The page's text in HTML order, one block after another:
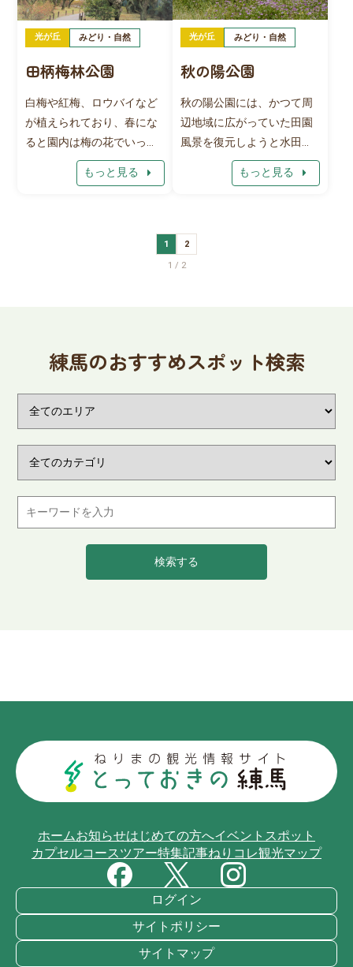
す。このヤナギは「焼け弁
天様」の伝説に出てくるい
根元から湧水がこんこんと
は、四季を通じて、付近の
人たちの憩いの場となって
います。
なっています。
光が丘 みどり・自然
田柄梅林公園
白梅や紅梅、ロウバイなど
が植えられており、春にな
ると園内は梅の花でいっぱ
いになります。桜よりも少
し早い時期にお花見を楽し
もっと見る arrow_right
光が丘 みどり・自然
秋の陽公園
秋の陽公園には、かつて周
辺地域に広がっていた田園
風景を復元しようと水田が
造られています。水田や溜
池、田柄上水をイメージし
ージした門があり、区民か
ら「田んぼのある公園」と
もっと見る arrow_right
1
2
1 / 2
練馬のおすすめスポット検索
検索する
ホームお知らせはじめての方へイベントスポット
カプセルコースツアー特集記事ねりコレ観光マップ
ログイン
サイトポリシー
サイトマップ